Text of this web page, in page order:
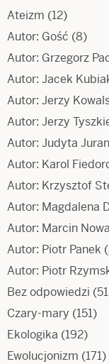
Ateizm (12)
Autor: Gość (8)
Autor: Grzegorz
Autor: Jacek
Autor: Jerzy
Autor: Jerzy
Autor: Judyta
Autor: Karol
Autor: Krzysztof
Autor: Magdalena
Autor: Marcin
Autor: Piotr Panek
Autor: Piotr
Bez odpowiedzi
Czary-mary (151)
Ekologika (192)
Ewolucjonizm (171)